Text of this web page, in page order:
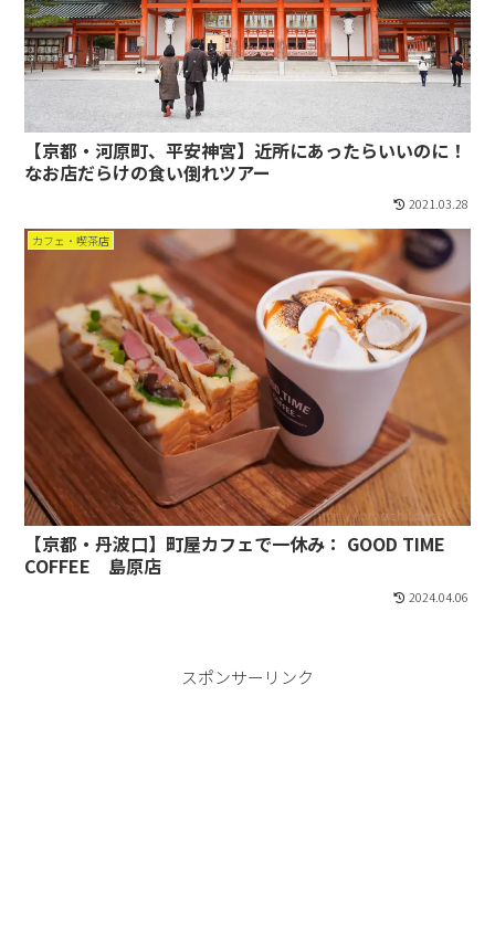
【京都・河原町、平安神宮】近所にあったらいいのに！
なお店だらけの食い倒れツアー
2021.03.28
カフェ・喫茶店
【京都・丹波口】町屋カフェで一休み： GOOD TIME
COFFEE 島原店
2024.04.06
スポンサーリンク